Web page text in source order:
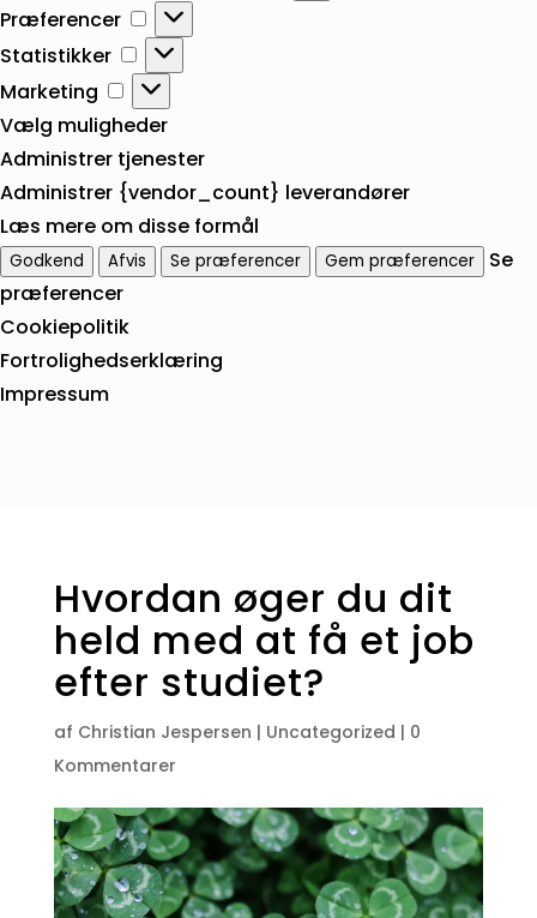
Præferencer
Præferencer
Statistikker
Statistikker
Marketing
Marketing
Vælg muligheder
Administrer tjenester
Administrer {vendor_count} leverandører
Læs mere om disse formål
Godkend Afvis Se præferencer Gem præferencer
Se
præferencer
Cookiepolitik
Fortrolighedserklæring
Impressum
Hvordan øger du dit
held med at få et job
efter studiet?
af Christian Jespersen | Uncategorized | 0
Kommentarer